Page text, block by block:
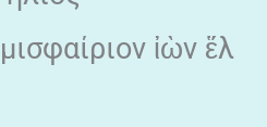
ἰὼν ἕλ